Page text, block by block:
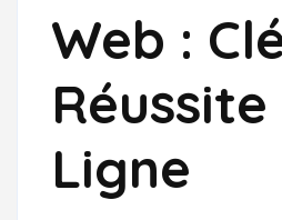
Web :
Réussite
Ligne